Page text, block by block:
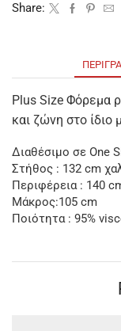
Share:
Plus Size Φόρεμα
και ζώνη στο ίδιο
Διαθέσιμο σε One
Στήθος : 132 cm
Περιφέρεια : 140
Μάκρος:105 cm
Ποιότητα : 95%